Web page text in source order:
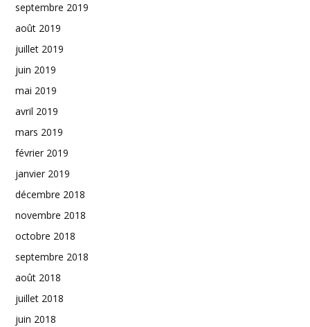
septembre 2019
août 2019
juillet 2019
juin 2019
mai 2019
avril 2019
mars 2019
février 2019
janvier 2019
décembre 2018
novembre 2018
octobre 2018
septembre 2018
août 2018
juillet 2018
juin 2018